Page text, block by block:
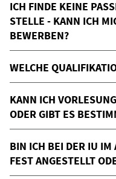
ICH FINDE KEINE
STELLE - KANN ICH
BEWERBEN?
WELCHE
KANN ICH
ODER GIBT ES
BIN ICH BEI DER IU IM
FEST ANGESTELLT